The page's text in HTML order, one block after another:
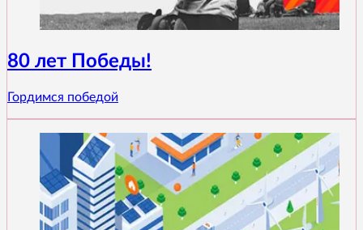
80 лет Победы!
Гордимся победой